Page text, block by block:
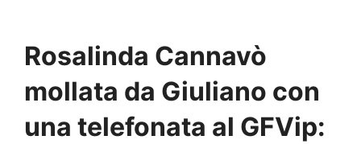
Rosalinda Cannavò
mollata da Giuliano con
una telefonata al GFVip: